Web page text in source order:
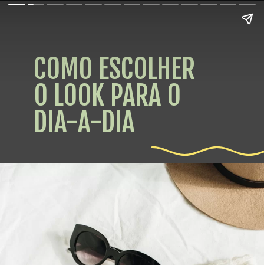
COMO ESCOLHER
O LOOK PARA O
DIA-A-DIA